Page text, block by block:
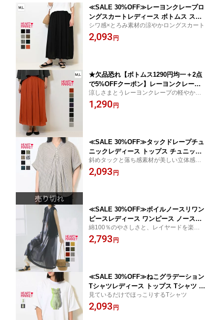
≪SALE 30%OFF≫レーヨンクレープロ
ングスカートレディース ボトムス スカ
ート ロングスカート ウエストゴム レー
ヨン 綿/bt/as/ky09
シワ感×とろみ素材の涼やかロングスカート
2,093 円
★欠品恐れ【ボトムス1290円均一＋2点
で5%OFFクーポン】レーヨンクレープ
ワイドパンツレディース ボトムス パン
ツ ワイドパンツ ポケット ウエストゴム
涼しさまとうレーヨンクレープの軽やかワ
イドパンツ
1,290 円
≪SALE 30%OFF≫タックドレープチュ
ニックレディース トップス チュニック
スキッパーカラー ヘンリーネック シャ
ツ 半袖 ブラック ホワイト チャコール
斜めタックと落ち感素材が美しい立体感を
作る柔らかチュニック
2,093 円
≪SALE 30%OFF≫ボイルノースリワン
ピースレディース ワンピース ノースリ
ーブ 無地 ボイル 布帛 綿 カジュアル 春
夏 秋/sp/6ko/ky09
綿100％のやさしさと、レイヤードを楽し
める軽やかワンピース
2,793 円
≪SALE 30%OFF≫ねこグラデーション
Tシャツレディース トップス Tシャツ プ
リント ホワイト チャコール 綿 ポリウ
レタン/st
見ているだけでほっこりするTシャツ
2,093 円